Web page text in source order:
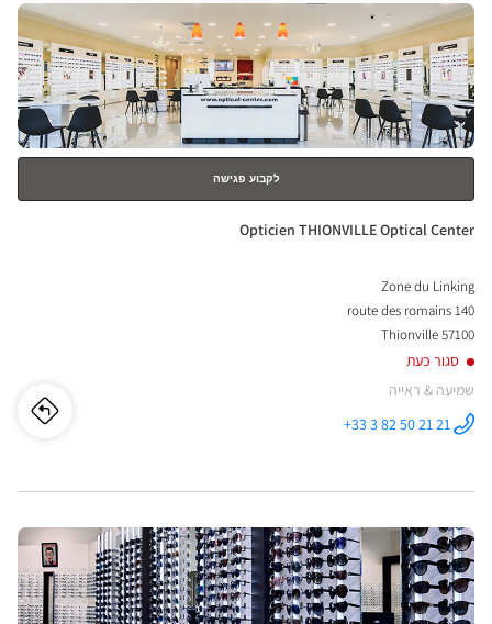
לחץ
ENTER
למידע
נוסף
לקבוע פגישה
חנות:
Opticien THIONVILLE Optical Center
Zone du Linking
140 route des romains
57100 Thionville
סגור כעת
שמיעה & ראייה
התקשר לחנות
Center ב
+33 3 82 50 21 21 לו"ז
לחץ
ENTER
למידע
נוסף